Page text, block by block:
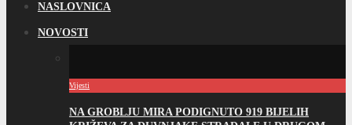
NASLOVNICA
NOVOSTI
Vijesti
NA GROBLJU MIRA PODIGNUTO 919 BIJELIH